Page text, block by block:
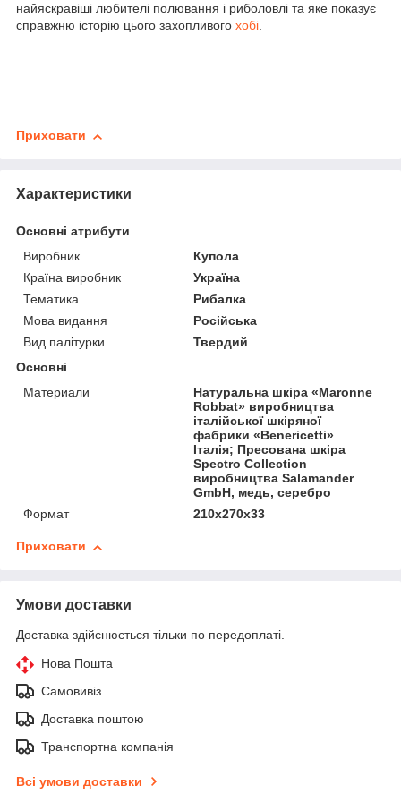
найяскравіші любителі полювання і риболовлі та яке показує
справжню історію цього захопливого хобі.
Приховати
Характеристики
Основні атрибути
Виробник
Купола
Країна виробник
Україна
Тематика
Рибалка
Мова видання
Російська
Вид палітурки
Твердий
Основні
Материали
Натуральна шкіра «Maronne
Robbat» виробництва
італійської шкіряної
фабрики «Benericetti»
Італія; Пресована шкіра
Spectro Collection
виробництва Salamander
GmbH, медь, серебро
Формат
210x270x33
Приховати
Умови доставки
Доставка здійснюється тільки по передоплаті.
Нова Пошта
Самовивіз
Доставка поштою
Транспортна компанія
Всі умови доставки